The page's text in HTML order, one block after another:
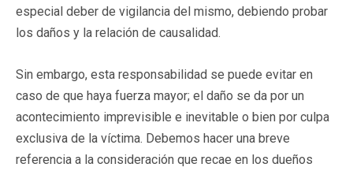
especial deber de vigilancia del mismo, debiendo probar
los daños y la relación de causalidad.
Sin embargo, esta responsabilidad se puede evitar en
caso de que haya fuerza mayor; el daño se da por un
acontecimiento imprevisible e inevitable o bien por culpa
exclusiva de la víctima. Debemos hacer una breve
referencia a la consideración que recae en los dueños